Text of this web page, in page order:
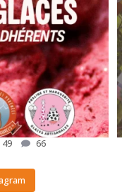
49 66